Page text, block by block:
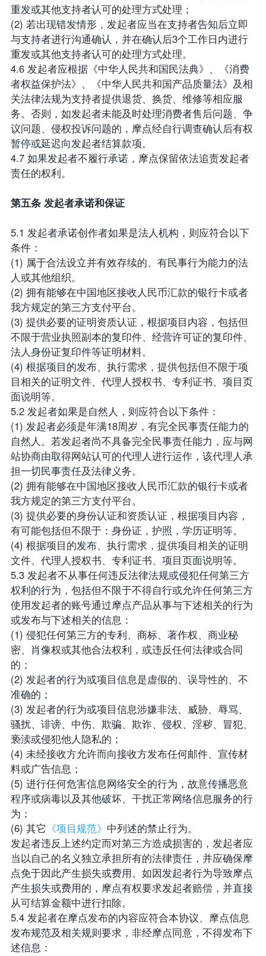
重发或其他支持者认可的处理方式处理；
(2) 若出现错发情形，发起者应当在支持者告知后立即
与支持者进行沟通确认，并在确认后3个工作日内进行
重发或其他支持者认可的处理方式处理。
4.6 发起者应根据《中华人民共和国民法典》、《消费
者权益保护法》、《中华人民共和国产品质量法》及相
关法律法规为支持者提供退货、换货、维修等相应服
务。否则，如发起者未能及时处理消费者售后问题、争
议问题、侵权投诉问题的，摩点经自行调查确认后有权
暂停或延迟向发起者结算款项。
4.7 如果发起者不履行承诺，摩点保留依法追责发起者
责任的权利。
第五条 发起者承诺和保证
5.1 发起者承诺创作者如果是法人机构，则应符合以下
条件：
(1) 属于合法设立并有效存续的、有民事行为能力的法
人或其他组织。
(2) 拥有能够在中国地区接收人民币汇款的银行卡或者
我方规定的第三方支付平台。
(3) 提供必要的证明资质认证，根据项目内容，包括但
不限于营业执照副本的复印件、经营许可证的复印件、
法人身份证复印件等证明材料。
(4) 根据项目的发布、执行需求，提供包括但不限于项
目相关的证明文件、代理人授权书、专利证书、项目页
面说明等。
5.2 发起者如果是自然人，则应符合以下条件：
(1) 发起者必须是年满18周岁，有完全民事责任能力的
自然人。若发起者尚不具备完全民事责任能力，应与网
站协商由取得网站认可的代理人进行运作，该代理人承
担一切民事责任及法律义务。
(2) 拥有能够在中国地区接收人民币汇款的银行卡或者
我方规定的第三方支付平台。
(3) 提供必要的身份认证和资质认证，根据项目内容，
有可能包括但不限于：身份证，护照，学历证明等。
(4) 根据项目的发布、执行需求，提供项目相关的证明
文件、代理人授权书、专利证书、项目页面说明等。
5.3 发起者不从事任何违反法律法规或侵犯任何第三方
权利的行为，包括但不限于不得自行或允许任何第三方
使用发起者的账号通过摩点产品从事与下述相关的行为
或发布与下述相关的信息：
(1) 侵犯任何第三方的专利、商标、著作权、商业秘
密、肖像权或其他合法权利，或违反任何法律或合同
的；
(2) 发起者的行为或项目信息是虚假的、误导性的、不
准确的；
(3) 发起者的行为或项目信息涉嫌非法、威胁、辱骂、
骚扰、诽谤、中伤、欺骗、欺诈、侵权、淫秽、冒犯、
亵渎或侵犯他人隐私的；
(4) 未经接收方允许而向接收方发布任何邮件、宣传材
料或广告信息；
(5) 进行任何危害信息网络安全的行为，故意传播恶意
程序或病毒以及其他破坏、干扰正常网络信息服务的行
为；
(6) 其它 《项目规范》 中列述的禁止行为。
发起者违反上述约定而对第三方造成损害的，发起者应
当以自己的名义独立承担所有的法律责任，并应确保摩
点免于因此产生损失或费用。如因发起者行为导致摩点
产生损失或费用的，摩点有权要求发起者赔偿，并直接
从可结算金额中进行扣除。
5.4 发起者在摩点发布的内容应符合本协议、摩点信息
发布规范及相关规则要求，非经摩点同意，不得发布下
述信息：